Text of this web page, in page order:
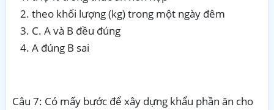
theo khối lượng (kg) trong một ngày đêm
C. A và B đều đúng
A đúng B sai
Câu 7: Có mấy bước để xây dựng khẩu phần ăn cho